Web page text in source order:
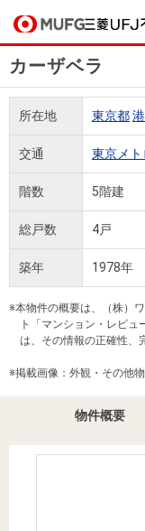
買いたい
中古
マン
ショ
ンを
売りたい
無
料
査
定
店舗案内
店舗のご
案内（首
都圏）
会社情報
ごあいさ
つ
ョン
採用情報
新卒採用
情報
買いたい
売りたい
店舗案内
会社情報
採用情報
法人のお客さま
会員ページ
カーザベラ
物件概要
所在地 東京都
交通 東京メ
階数 5階建
総戸数 4戸
築年 1978年
※本物件の概要は、（株）
ト「マンション・レビ
は、その情報の正確性、
※掲載画像：外観・その他